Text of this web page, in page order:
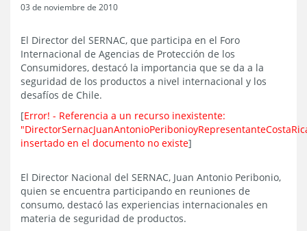
03 de noviembre de 2010
El Director del SERNAC, que participa en el Foro
Internacional de Agencias de Protección de los
Consumidores, destacó la importancia que se da a la
seguridad de los productos a nivel internacional y los
desafíos de Chile.
[Error! - Referencia a un recurso inexistente:
insertado en el documento no existe]
El Director Nacional del SERNAC, Juan Antonio Peribonio,
quien se encuentra participando en reuniones de
consumo, destacó las experiencias internacionales en
materia de seguridad de productos.